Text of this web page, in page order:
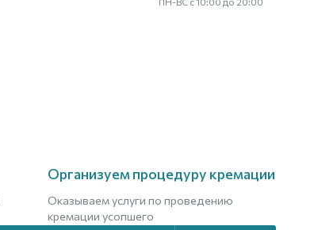
Организуем процедуру кремации
Оказываем услуги по проведению
кремации усопшего